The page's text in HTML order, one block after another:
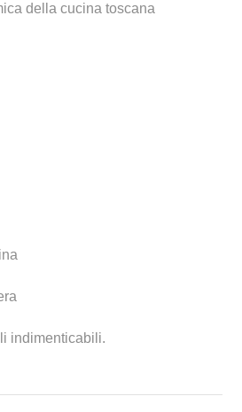
della cucina toscana
indimenticabili.